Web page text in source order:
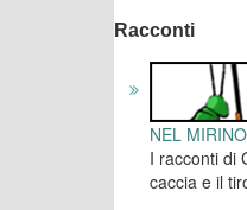
Racconti
NEL
I racconti di
caccia e il